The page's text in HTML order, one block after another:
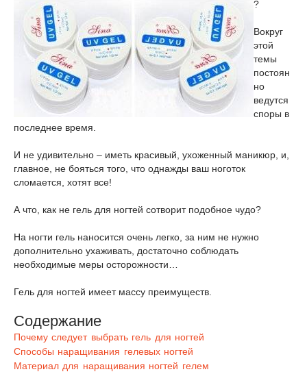
?
Вокруг
этой
темы
постоян
но
ведутся
споры в
последнее время.
И не удивительно – иметь красивый, ухоженный маникюр, и,
главное, не бояться того, что однажды ваш ноготок
сломается, хотят все!
А что, как не гель для ногтей сотворит подобное чудо?
На ногти гель наносится очень легко, за ним не нужно
дополнительно ухаживать, достаточно соблюдать
необходимые меры осторожности…
Гель для ногтей имеет массу преимуществ.
Содержание
Почему следует выбрать гель для ногтей
Способы наращивания гелевых ногтей
Материал для наращивания ногтей гелем